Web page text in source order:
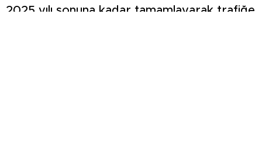
2025 yılı sonuna kadar tamamlayarak trafiğe